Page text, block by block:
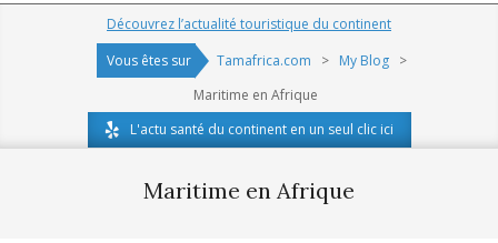
Navigation
Découvrez l’actualité touristique du continent
Vous êtes sur
Tamafrica.com > My Blog >
Maritime en Afrique
L'actu santé du continent en un seul clic ici
Maritime en Afrique